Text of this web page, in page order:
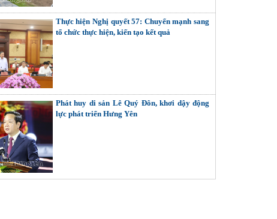
Thực hiện Nghị quyết 57: Chuyển mạnh sang
tổ chức thực hiện, kiến tạo kết quả
Phát huy di sản Lê Quý Đôn, khơi dậy động
lực phát triển Hưng Yên